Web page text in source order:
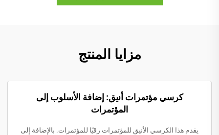
مزايا المنتج
كرسي مؤتمرات أنيق: إضافة الأسلوب إلى
المؤتمرات
يقدم هذا الكرسي الأنيق للمؤتمرات رقيًا للمؤتمرات. بالإضافة إلى